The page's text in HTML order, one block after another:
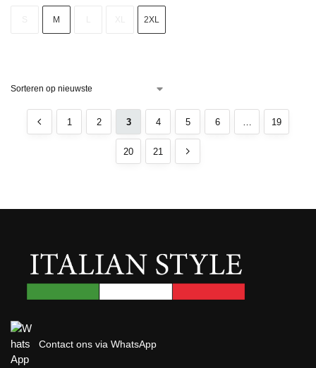
M 2XL
1 2 3 4 5 6 … 19
20 21
Contact ons via WhatsApp